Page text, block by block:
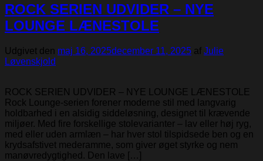
ROCK SERIEN UDVIDER – NYE
LOUNGE LÆNESTOLE
Udgivet den maj 16, 2025december 11, 2025 af Julie
Løvenskjold
ROCK SERIEN UDVIDER – NYE LOUNGE LÆNESTOLE
Rock Lounge-serien forener moderne stil med langvarig
holdbarhed i en alsidig sidde­løsning, designet til krævende
miljøer. Med fire forskellige stolevarianter – lav eller høj ryg,
med eller uden armlæn – har hver stol tilspidsede ben og en
krydsafstivet mederamme, som giver øget styrke og nem
manøvredygtighed. Den lave […]